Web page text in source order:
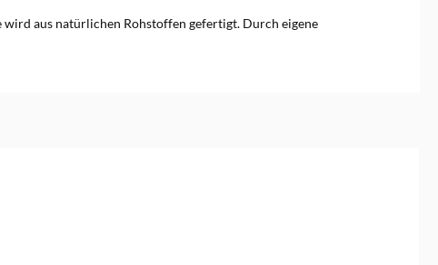
aus natürlichen Rohstoffen gefertigt. Durch eigene